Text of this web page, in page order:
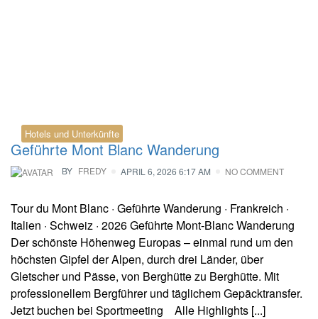
Hotels und Unterkünfte
Geführte Mont Blanc Wanderung
BY FREDY APRIL 6, 2026 6:17 AM NO COMMENT
Tour du Mont Blanc · Geführte Wanderung · Frankreich ·
Italien · Schweiz · 2026 Geführte Mont-Blanc Wanderung
Der schönste Höhenweg Europas – einmal rund um den
höchsten Gipfel der Alpen, durch drei Länder, über
Gletscher und Pässe, von Berghütte zu Berghütte. Mit
professionellem Bergführer und täglichem Gepäcktransfer.
Jetzt buchen bei Sportmeeting Alle Highlights [...]